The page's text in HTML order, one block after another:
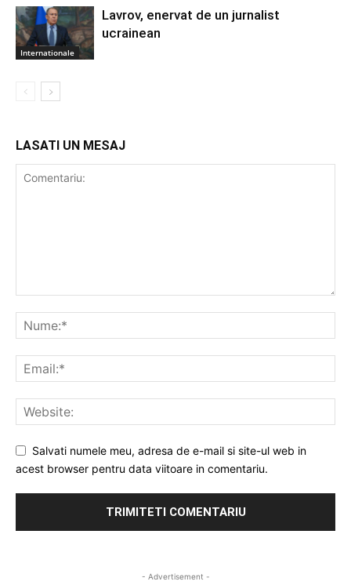
Internationale
Lavrov, enervat de un jurnalist
ucrainean
LASATI UN MESAJ
Salvati numele meu, adresa de e-mail si site-ul web in
acest browser pentru data viitoare in comentariu.
- Advertisement -